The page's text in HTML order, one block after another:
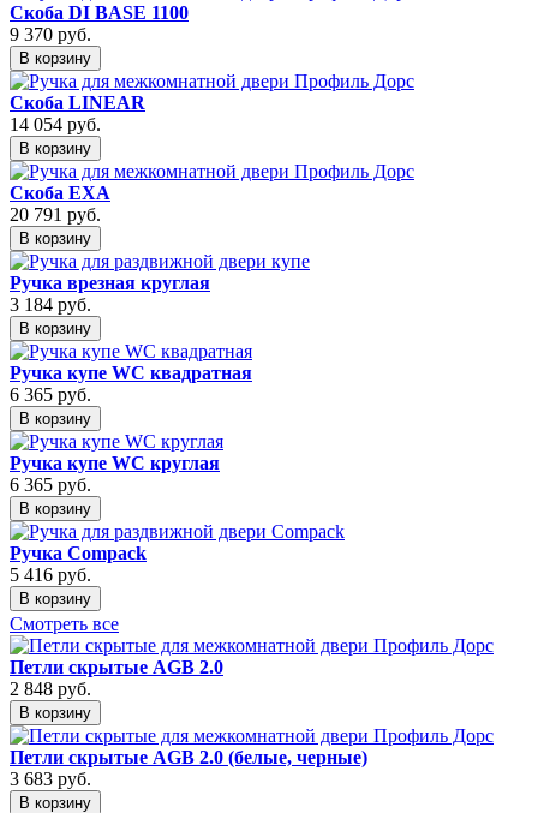
Скоба DI BASE 1100
9 370 руб.
В корзину
Скоба LINEAR
14 054 руб.
В корзину
Скоба EXA
20 791 руб.
В корзину
Ручка врезная круглая
3 184 руб.
В корзину
Ручка купе WC квадратная
6 365 руб.
В корзину
Ручка купе WC круглая
6 365 руб.
В корзину
Ручка Compack
5 416 руб.
В корзину
Смотреть все
Петли скрытые AGB 2.0
2 848 руб.
В корзину
Петли скрытые AGB 2.0 (белые, черные)
3 683 руб.
В корзину